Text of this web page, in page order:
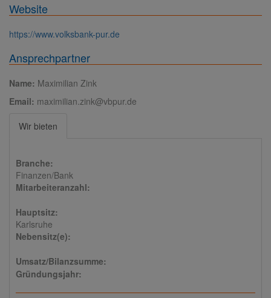
Website
https://www.volksbank-pur.de
Ansprechpartner
Name: Maximilian Zink
Email: maximilian.zink@vbpur.de
Wir bieten
Branche:
Finanzen/Bank
Mitarbeiteranzahl:
Hauptsitz:
Karlsruhe
Nebensitz(e):
Umsatz/Bilanzsumme:
Gründungsjahr: